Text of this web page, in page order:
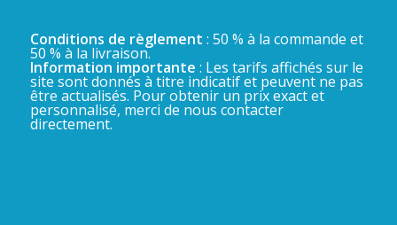
Conditions de règlement : 50 % à la commande et
50 % à la livraison.
Information importante : Les tarifs affichés sur le
site sont donnés à titre indicatif et peuvent ne pas
être actualisés. Pour obtenir un prix exact et
personnalisé, merci de nous contacter
directement.